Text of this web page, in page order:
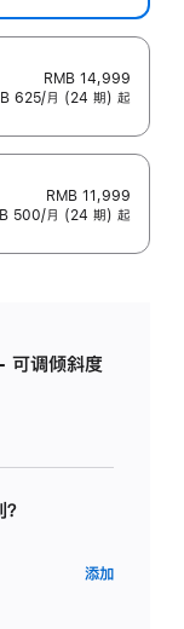
RMB 14,999
625/月 (24 期) 起
RMB 11,999
500/月 (24 期) 起
调倾斜度
添加